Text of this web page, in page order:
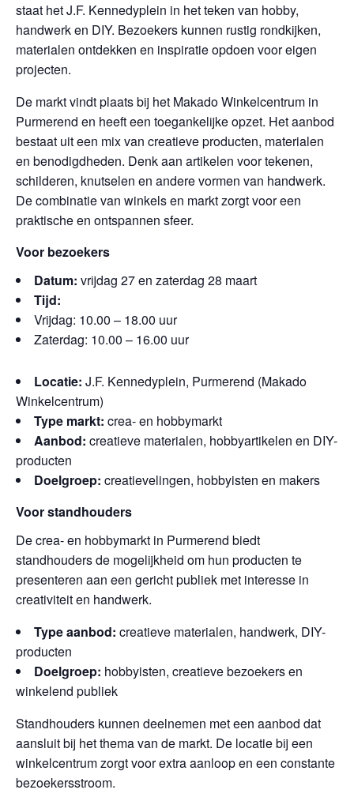
staat het J.F. Kennedyplein in het teken van hobby,
handwerk en DIY. Bezoekers kunnen rustig rondkijken,
materialen ontdekken en inspiratie opdoen voor eigen
projecten.
De markt vindt plaats bij het Makado Winkelcentrum in
Purmerend en heeft een toegankelijke opzet. Het aanbod
bestaat uit een mix van creatieve producten, materialen
en benodigdheden. Denk aan artikelen voor tekenen,
schilderen, knutselen en andere vormen van handwerk.
De combinatie van winkels en markt zorgt voor een
praktische en ontspannen sfeer.
Voor bezoekers
Datum: vrijdag 27 en zaterdag 28 maart
Tijd:
Vrijdag: 10.00 – 18.00 uur
Zaterdag: 10.00 – 16.00 uur
Locatie: J.F. Kennedyplein, Purmerend (Makado
Winkelcentrum)
Type markt: crea- en hobbymarkt
Aanbod: creatieve materialen, hobbyartikelen en DIY-
producten
Doelgroep: creatievelingen, hobbyisten en makers
Voor standhouders
De crea- en hobbymarkt in Purmerend biedt
standhouders de mogelijkheid om hun producten te
presenteren aan een gericht publiek met interesse in
creativiteit en handwerk.
Type aanbod: creatieve materialen, handwerk, DIY-
producten
Doelgroep: hobbyisten, creatieve bezoekers en
winkelend publiek
Standhouders kunnen deelnemen met een aanbod dat
aansluit bij het thema van de markt. De locatie bij een
winkelcentrum zorgt voor extra aanloop en een constante
bezoekersstroom.